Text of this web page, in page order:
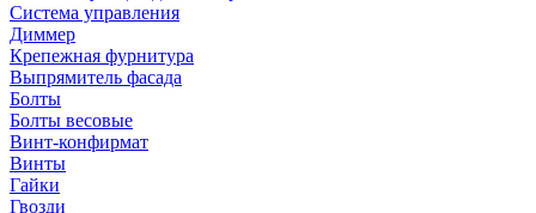
Система управления
Диммер
Крепежная фурнитура
Выпрямитель фасада
Болты
Болты весовые
Винт-конфирмат
Винты
Гайки
Гвозди